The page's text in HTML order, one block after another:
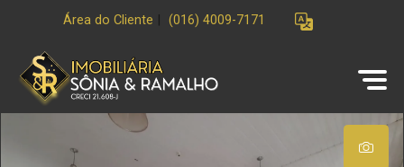
Área do Cliente (016) 4009-7171